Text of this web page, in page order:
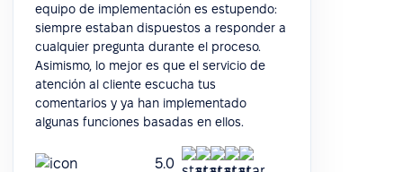
equipo de implementación es estupendo:
siempre estaban dispuestos a responder a
cualquier pregunta durante el proceso.
Asimismo, lo mejor es que el servicio de
atención al cliente escucha tus
comentarios y ya han implementado
algunas funciones basadas en ellos.
5.0